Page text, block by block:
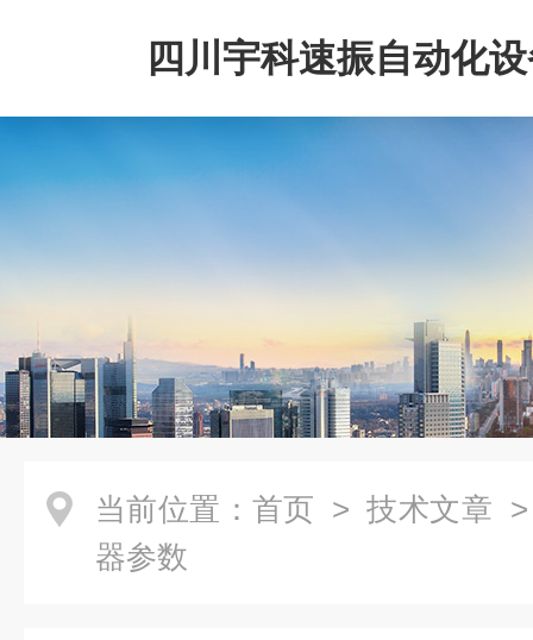
四川宇科速振自动化
公司
当前位置： 首页 > 技术文章
器参数